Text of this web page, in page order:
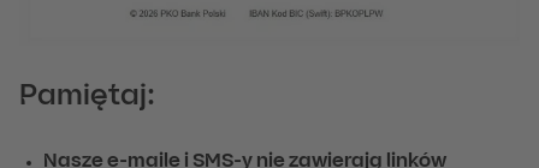
Pamiętaj:
Nasze e-maile i SMS-y nie zawierają linków